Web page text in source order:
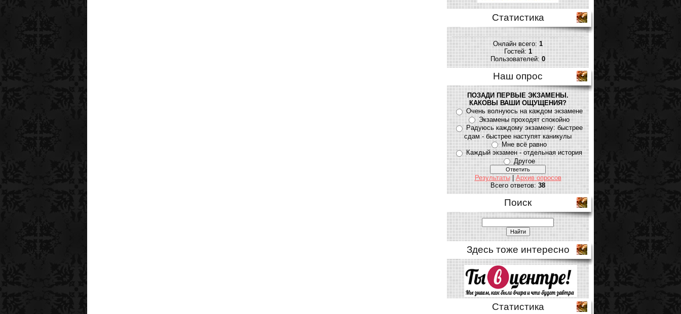
Статистика
Онлайн всего:1
Гостей:1
Пользователей:0
Наш опрос
ПОЗАДИ ПЕРВЫЕ ЭКЗАМЕНЫ.
КАКОВЫ ВАШИ ОЩУЩЕНИЯ?
Очень волнуюсь на каждом экзамене
Экзамены проходят спокойно
Радуюсь каждому экзамену: быстрее
сдам - быстрее наступят каникулы
Мне всё равно
Каждый экзамен - отдельная история
Другое
Результаты|Архив опросов
Всего ответов:38
Поиск
Здесь тоже интересно
Статистика